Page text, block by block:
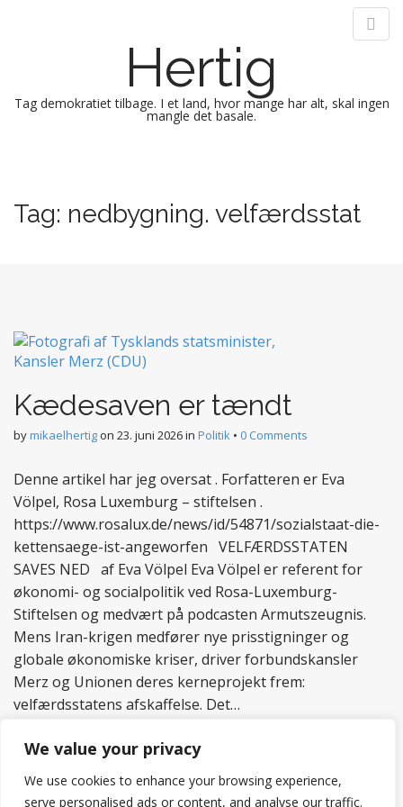
We value your privacy
We use cookies to enhance your browsing experience,
serve personalised ads or content, and analyse our traffic.
Hertig
Tag demokratiet tilbage. I et land, hvor mange har alt, skal ingen
mangle det basale.
i
n
p
t
e
n
Tag: nedbygning. velfærdsstat
Kædesaven er tændt
bymikaelhertigon 23. juni 2026in Politik • 0 Comments
Denne artikel har jeg oversat . Forfatteren er Eva
Völpel, Rosa Luxemburg – stiftelsen .
https://www.rosalux.de/news/id/54871/sozialstaat-die-
kettensaege-ist-angeworfen VELFÆRDSSTATEN
SAVES NED af Eva Völpel Eva Völpel er referent for
økonomi- og socialpolitik ved Rosa-Luxemburg-
Stiftelsen og medvært på podcasten Armutszeugnis.
Mens Iran-krigen medfører nye prisstigninger og
globale økonomiske kriser, driver forbundskansler
Merz og Unionen deres kerneprojekt frem:
velfærdsstatens afskaffelse. Det…
Read more